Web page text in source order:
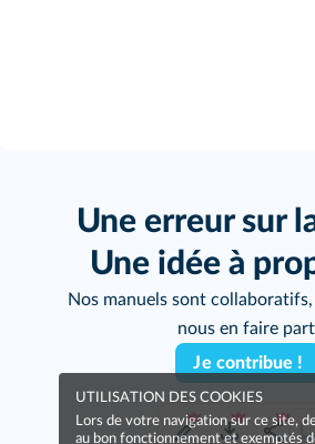
Une erreur sur
Une idée à
Nos manuels sont collaboratifs,
nous en faire
Je contribue !
UTILISATION DES COOKIES
Lors de votre navigation sur ce site,
au bon fonctionnement et exemptés